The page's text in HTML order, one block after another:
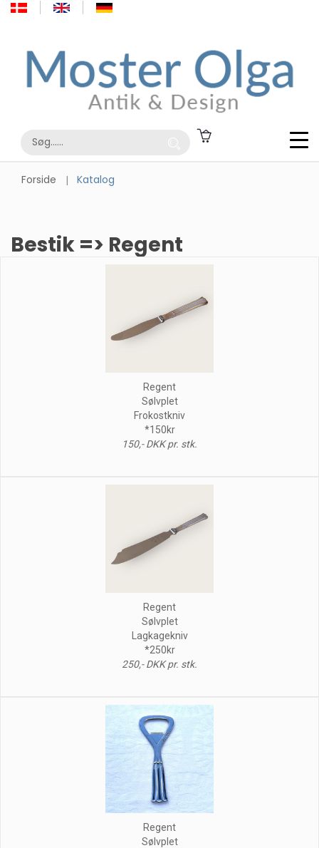
Forside Katalog
Bestik => Regent
Regent
Sølvplet
Frokostkniv
*150kr
150,- DKK pr. stk.
Regent
Sølvplet
Lagkagekniv
*250kr
250,- DKK pr. stk.
Regent
Sølvplet